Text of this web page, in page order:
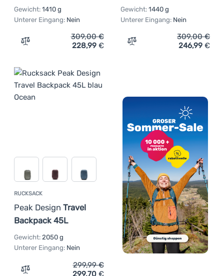
Gewicht: 1410 g
Unterer Eingang: Nein
Zum Vergleich 'Rucksack Ortovox Peak 38 S Dry'
309,00€
228,99 €
Gewicht: 1440 g
Unterer Eingang: Nein
Zum Vergleich
309,00€
246,99 €
RUCKSACK
Peak Design Travel
Backpack 45L
Gewicht: 2050 g
Unterer Eingang: Nein
299,99€
299,70 €